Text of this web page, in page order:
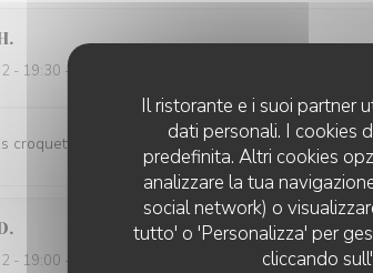
Il ristorante e i suoi partner
dati personali. I cookies
predefinita. Altri cookies
analizzare la tua
social network) o
tutto' o 'Personalizza' per
cliccando
- 19:30 - Ospiti 4
croquettes de crevettes! Service sympathique et
- 19:00 - Ospiti 2